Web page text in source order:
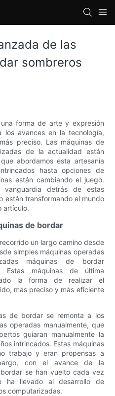
de las
sombreros
forma de arte y expresión
los avances en la tecnología,
preciso. Las máquinas de
de la actualidad están
abordamos esta artesanía
hasta opciones de
están cambiando el juego.
vanguardia detrás de estas
están transformando el mundo
artículo.
de bordar
un largo camino desde
simples máquinas operadas
máquinas de bordar
Estas máquinas de última
la forma de realizar el
más preciso y más eficiente
de bordar se remonta a los
operadas manualmente, que
guiaran manualmente la
intrincados. Estas máquinas
trabajo y eran propensas a
con el avance de la
se han vuelto cada vez
ha llevado al desarrollo de
computarizadas.